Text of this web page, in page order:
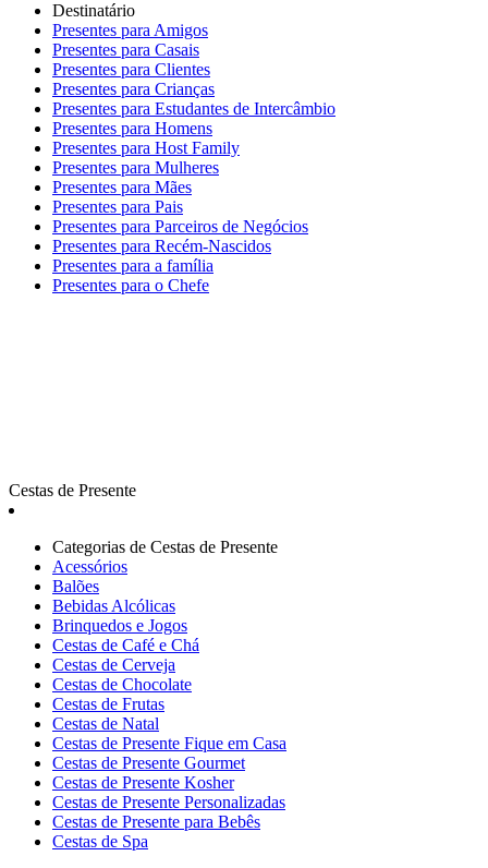
Destinatário
Presentes para Amigos
Presentes para Casais
Presentes para Clientes
Presentes para Crianças
Presentes para Estudantes de Intercâmbio
Presentes para Homens
Presentes para Host Family
Presentes para Mulheres
Presentes para Mães
Presentes para Pais
Presentes para Parceiros de Negócios
Presentes para Recém-Nascidos
Presentes para a família
Presentes para o Chefe
Cestas de Presente
Categorias de Cestas de Presente
Acessórios
Balões
Bebidas Alcólicas
Brinquedos e Jogos
Cestas de Café e Chá
Cestas de Cerveja
Cestas de Chocolate
Cestas de Frutas
Cestas de Natal
Cestas de Presente Fique em Casa
Cestas de Presente Gourmet
Cestas de Presente Kosher
Cestas de Presente Personalizadas
Cestas de Presente para Bebês
Cestas de Spa